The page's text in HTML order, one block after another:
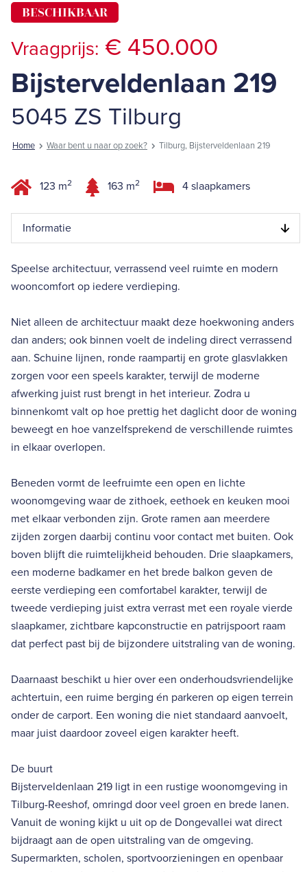
BESCHIKBAAR
Vraagprijs: € 450.000
Bijsterveldenlaan 219
5045 ZS Tilburg
Home Waar bent u naar op zoek? Tilburg, Bijsterveldenlaan 219
123 m2 163 m2 4 slaapkamers
Informatie
Speelse architectuur, verrassend veel ruimte en modern
wooncomfort op iedere verdieping.
Niet alleen de architectuur maakt deze hoekwoning anders
dan anders; ook binnen voelt de indeling direct verrassend
aan. Schuine lijnen, ronde raampartij en grote glasvlakken
zorgen voor een speels karakter, terwijl de moderne
afwerking juist rust brengt in het interieur. Zodra u
binnenkomt valt op hoe prettig het daglicht door de woning
beweegt en hoe vanzelfsprekend de verschillende ruimtes
in elkaar overlopen.
Beneden vormt de leefruimte een open en lichte
woonomgeving waar de zithoek, eethoek en keuken mooi
met elkaar verbonden zijn. Grote ramen aan meerdere
zijden zorgen daarbij continu voor contact met buiten. Ook
boven blijft die ruimtelijkheid behouden. Drie slaapkamers,
een moderne badkamer en het brede balkon geven de
eerste verdieping een comfortabel karakter, terwijl de
tweede verdieping juist extra verrast met een royale vierde
slaapkamer, zichtbare kapconstructie en patrijspoort raam
dat perfect past bij de bijzondere uitstraling van de woning.
Daarnaast beschikt u hier over een onderhoudsvriendelijke
achtertuin, een ruime berging én parkeren op eigen terrein
onder de carport. Een woning die niet standaard aanvoelt,
maar juist daardoor zoveel eigen karakter heeft.
De buurt
Bijsterveldenlaan 219 ligt in een rustige woonomgeving in
Tilburg-Reeshof, omringd door veel groen en brede lanen.
Vanuit de woning kijkt u uit op de Dongevallei wat direct
bijdraagt aan de open uitstraling van de omgeving.
Supermarkten, scholen, sportvoorzieningen en openbaar